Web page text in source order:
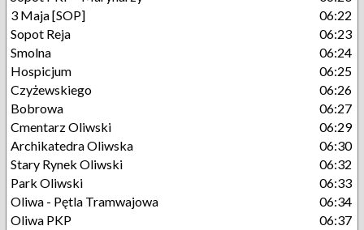
3 Maja [SOP]
06:22
Sopot Reja
06:23
Smolna
06:24
Hospicjum
06:25
Czyżewskiego
06:26
Bobrowa
06:27
Cmentarz Oliwski
06:29
Archikatedra Oliwska
06:30
Stary Rynek Oliwski
06:32
Park Oliwski
06:33
Oliwa - Pętla Tramwajowa
06:34
Oliwa PKP
06:37